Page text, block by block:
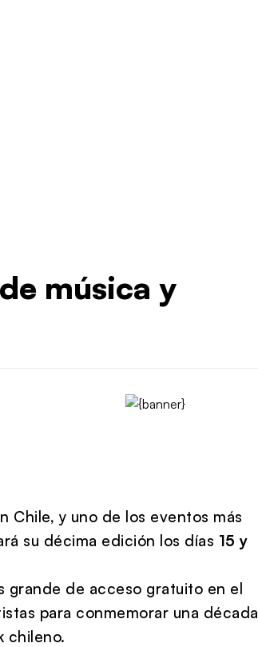
música y
Chile, y uno de los eventos más
su décima edición los días 15 y
grande de acceso gratuito en el
para conmemorar una década
chileno.